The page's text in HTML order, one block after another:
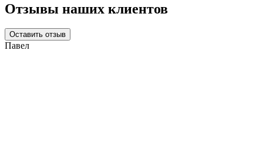
Отзывы наших клиентов
Оставить отзыв
Павел